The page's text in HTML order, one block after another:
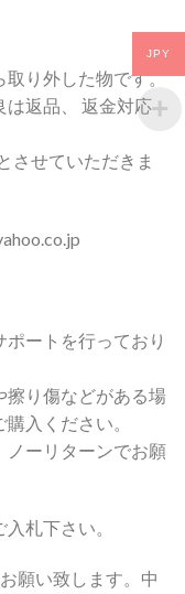
取り外した物です。
は返品、 返金対応
させていただきま
ートを行っており
り傷などがある場
入ください。
ノーリターンでお願
札下さい。
願い致します。中
JPY